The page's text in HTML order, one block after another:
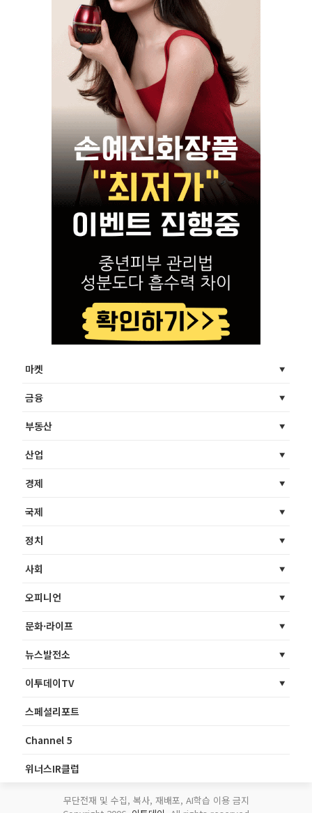
마켓
금융
부동산
산업
경제
국제
정치
사회
오피니언
문화·라이프
뉴스발전소
이투데이TV
스페셜리포트
Channel 5
위너스IR클럽
무단전재 및 수집, 복사, 재배포, AI학습 이용 금지